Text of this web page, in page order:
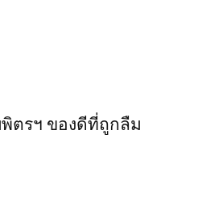
พิตรฯ ของดีที่ถูกลืม